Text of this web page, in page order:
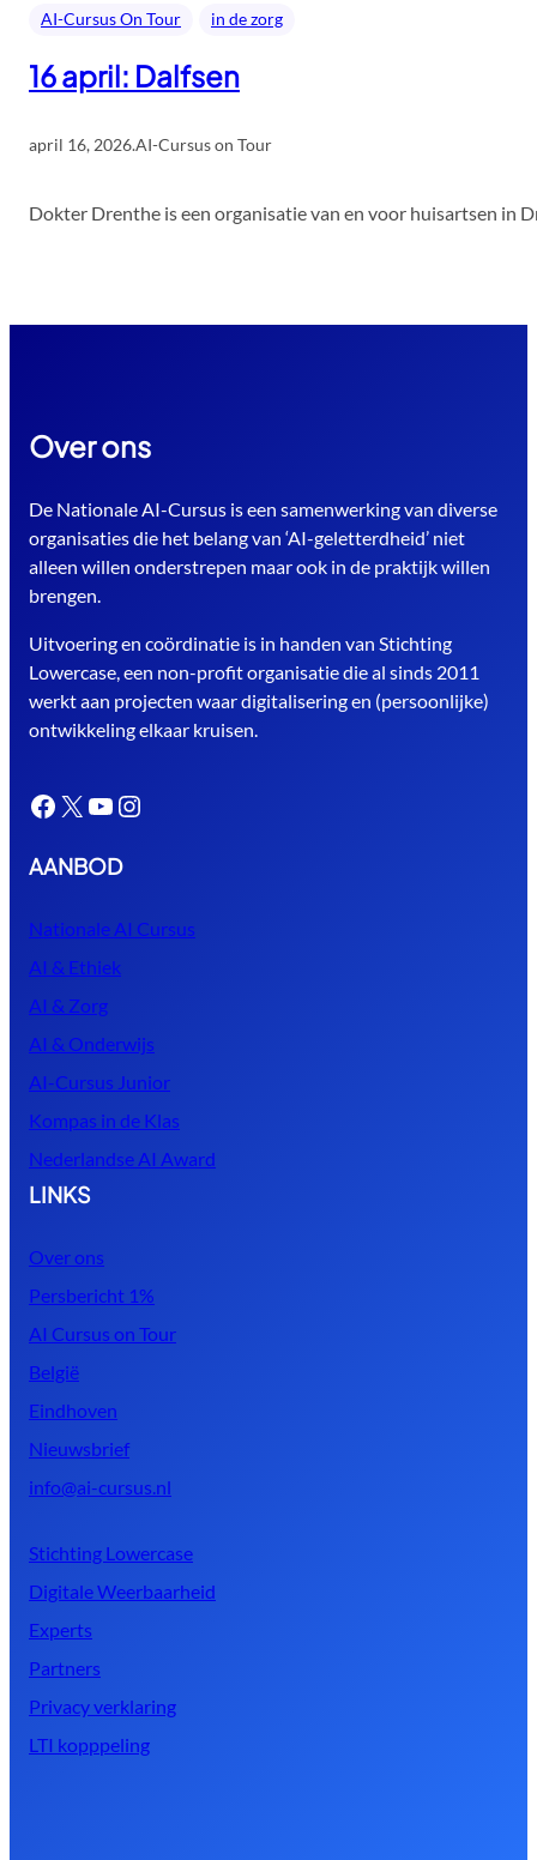
AI-Cursus On Tour in de zorg
16 april: Dalfsen
april 16, 2026.AI-Cursus on Tour
Dokter Drenthe is een organisatie van en voor huisartsen in
Over ons
De Nationale AI-Cursus is een samenwerking van diverse
organisaties die het belang van ‘AI-geletterdheid’ niet
alleen willen onderstrepen maar ook in de praktijk willen
brengen.
Uitvoering en coördinatie is in handen van Stichting
Lowercase, een non-profit organisatie die al sinds 2011
werkt aan projecten waar digitalisering en (persoonlijke)
ontwikkeling elkaar kruisen.
Facebook X YouTube Instagram
AANBOD
Nationale AI Cursus
AI & Ethiek
AI & Zorg
AI & Onderwijs
AI-Cursus Junior
Kompas in de Klas
Nederlandse AI Award
LINKS
Over ons
Persbericht 1%
AI Cursus on Tour
België
Eindhoven
Nieuwsbrief
info@ai-cursus.nl
Stichting Lowercase
Digitale Weerbaarheid
Experts
Partners
Privacy verklaring
LTI kopppeling